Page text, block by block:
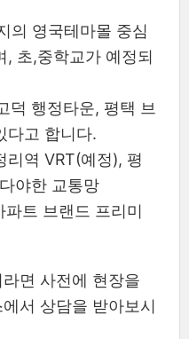
의 영국테마몰 중심
, 초,중학교가 예정되
덕 행정타운, 평택 브
다고 합니다.
리역 VRT(예정), 평
야한 교통망
트 브랜드 프리미
면 사전에 현장을
서 상담을 받아보시